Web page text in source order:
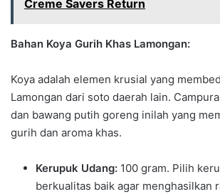
Creme Savers Return
Bahan Koya Gurih Khas Lamongan:
Koya adalah elemen krusial yang
Lamongan dari soto daerah lain.
dan bawang putih goreng inilah yang
gurih dan aroma khas.
Kerupuk Udang: 100 gram. Pilih
berkualitas baik agar menghasilkan